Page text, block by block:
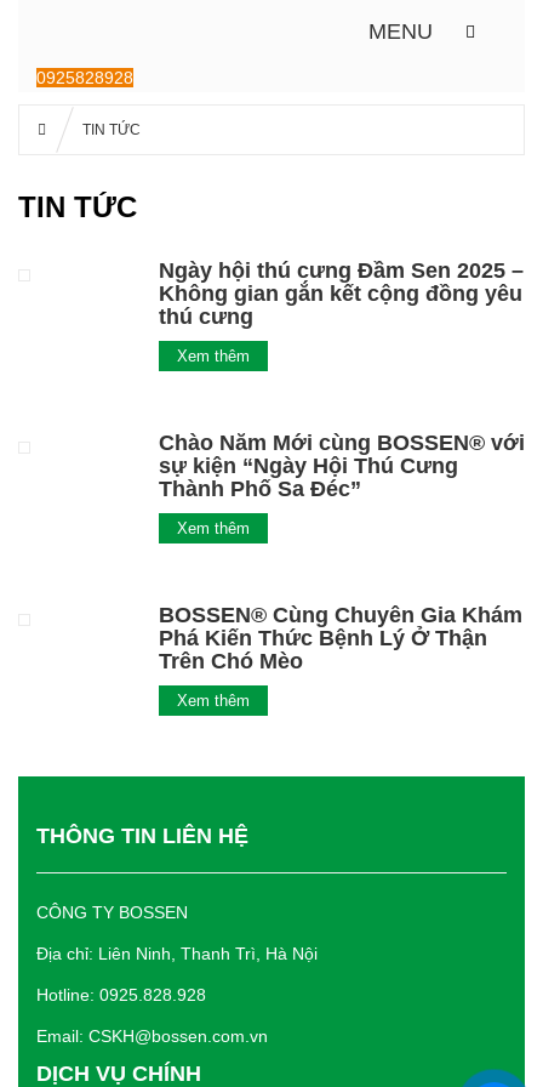
MENU
0925828928
TIN TỨC
TIN TỨC
Ngày hội thú cưng Đầm Sen 2025 –
Không gian gắn kết cộng đồng yêu
thú cưng
Xem thêm
Chào Năm Mới cùng BOSSEN® với
sự kiện “Ngày Hội Thú Cưng
Thành Phố Sa Đéc”
Xem thêm
BOSSEN® Cùng Chuyên Gia Khám
Phá Kiến Thức Bệnh Lý Ở Thận
Trên Chó Mèo
Xem thêm
THÔNG TIN LIÊN HỆ
CÔNG TY BOSSEN
Địa chỉ: Liên Ninh, Thanh Trì, Hà Nội
Hotline: 0925.828.928
Email: CSKH@bossen.com.vn
DỊCH VỤ CHÍNH